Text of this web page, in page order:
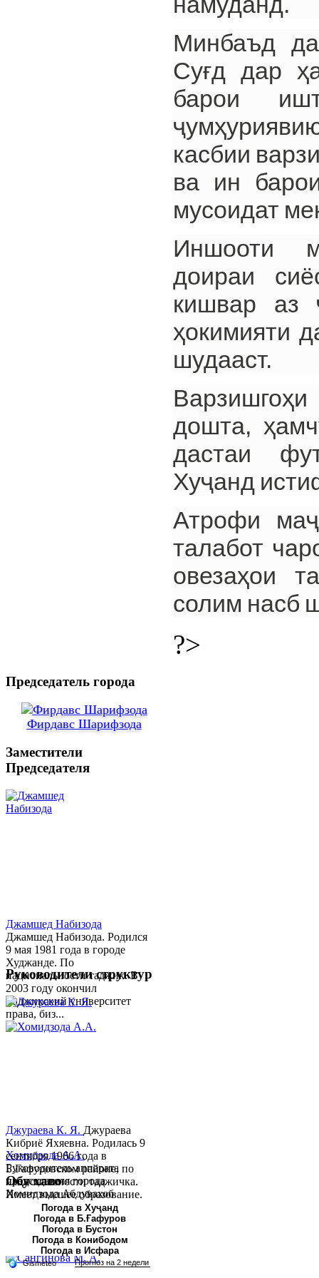
Минбаъд
Суғд дар
барои
касбии
ва ин
мусоидат
Иншооти
доираи
кишвар аз
ҳокимияти
шудааст.
дошта,
дастаи
Хуҷанд
Атрофи
талабот
овезаҳои
солим насб
?>
Председатель города
Фирдавс Шарифзода
Заместители
Председателя
Джамшед Набизода
Джамшед Набизода. Родился
9 мая 1981 года в городе
Худжанде. По
национальности таджик. В
2003 году окончил
Таджикский университет
права, биз...
Хомидзода А.А.
Руководитель аппарата
председателя города
Хомидзода Абдувахоб
Абдумаджид родился 8
июня 1978 года в городе
Худжанде. По
национальности...
Руководители структур
Джураева К. Я. Джураева
Кибриё Яхяевна. Родилась 9
сентября 1966 года в
Б.Гафуровском районе, по
национальности таджичка.
Имеет высшее образование.
В 1997 ...
Обу хаво
Погода в Хуҷанд
Погода в Б.Ғафуров
Погода в Бустон
Погода в Конибодом
Погода в Исфара